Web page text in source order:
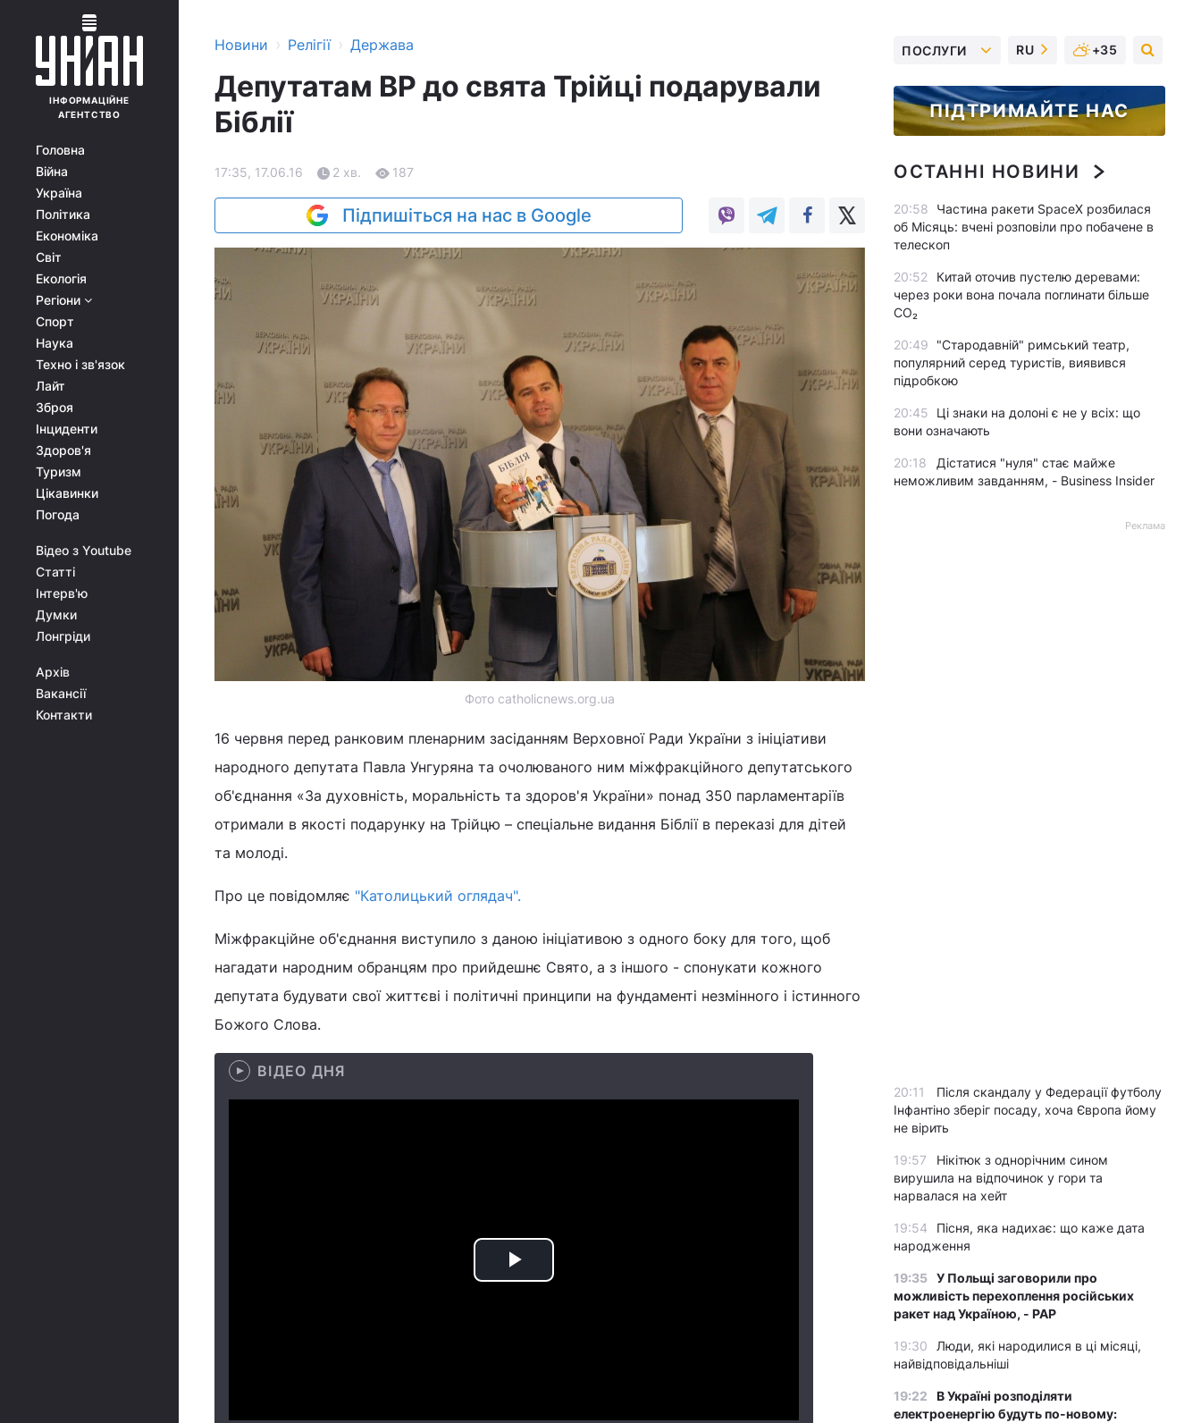
ІНФОРМАЦІЙНЕ
АГЕНТСТВО
Головна
Війна
Україна
Політика
Економіка
Світ
Екологія
Регіони
Спорт
Наука
Техно і зв'язок
Лайт
Зброя
Інциденти
Здоров'я
Туризм
Цікавинки
Погода
Відео з Youtube
Статті
Інтерв'ю
Думки
Лонгріди
Архів
Вакансії
Контакти
Новини › Релігії › Держава
Депутатам ВР до свята Трійці подарували
Біблії
17:35, 17.06.16 2 хв. 187
Підпишіться на нас в Google
Фото catholicnews.org.ua
16 червня перед ранковим пленарним засіданням Верховної Ради України з ініціативи
народного депутата Павла Унгуряна та очолюваного ним міжфракційного депутатського
об'єднання «За духовність, моральність та здоров'я України» понад 350 парламентаріїв
отримали в якості подарунку на Трійцю – спеціальне видання Біблії в переказі для дітей
та молоді.
Про це повідомляє "Католицький оглядач".
Міжфракційне об'єднання виступило з даною ініціативою з одного боку для того, щоб
нагадати народним обранцям про прийдешнє Свято, а з іншого - спонукати кожного
депутата будувати свої життєві і політичні принципи на фундаменті незмінного і істинного
Божого Слова.
ВІДЕО ДНЯ
Play
ПОСЛУГИ RU +35
ПІДТРИМАЙТЕ НАС
ОСТАННІ НОВИНИ
20:58
Частина ракети SpaceX розбилася
об Місяць: вчені розповіли про побачене в
телескоп
20:52
Китай оточив пустелю деревами:
через роки вона почала поглинати більше
CO₂
20:49
"Стародавній" римський театр,
популярний серед туристів, виявився
підробкою
20:45
Ці знаки на долоні є не у всіх: що
вони означають
20:18
Дістатися "нуля" стає майже
неможливим завданням, - Business Insider
Реклама
20:11
Після скандалу у Федерації футболу
Інфантіно зберіг посаду, хоча Європа йому
не вірить
19:57
Нікітюк з однорічним сином
вирушила на відпочинок у гори та
нарвалася на хейт
19:54
Пісня, яка надихає: що каже дата
народження
19:35 У Польщі заговорили про
можливість перехоплення російських
ракет над Україною, - PAP
19:30
Люди, які народилися в ці місяці,
найвідповідальніші
19:22
В Україні розподіляти
електроенергію будуть по-новому: